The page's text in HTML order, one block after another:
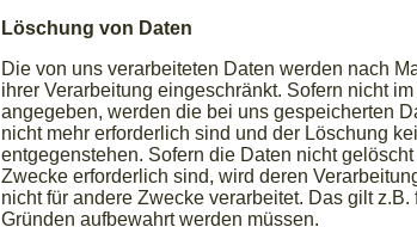
Löschung von Daten
Die von uns verarbeiteten Daten werden nach
ihrer Verarbeitung eingeschränkt. Sofern nicht
angegeben, werden die bei uns gespeicherten
nicht mehr erforderlich sind und der Löschung
entgegenstehen. Sofern die Daten nicht
Zwecke erforderlich sind, wird deren
nicht für andere Zwecke verarbeitet. Das gilt
Gründen aufbewahrt werden müssen.